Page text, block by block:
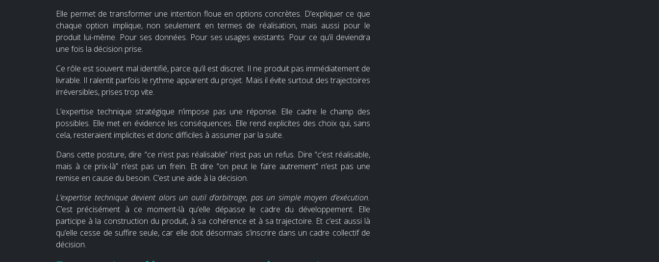
Elle permet de transformer une intention floue en options concrètes. D’expliquer ce que
chaque option implique, non seulement en termes de réalisation, mais aussi pour le
produit lui-même. Pour ses données. Pour ses usages existants. Pour ce qu’il deviendra
une fois la décision prise.
Ce rôle est souvent mal identifié, parce qu’il est discret. Il ne produit pas immédiatement de
livrable. Il ralentit parfois le rythme apparent du projet. Mais il évite surtout des trajectoires
irréversibles, prises trop vite.
L’expertise technique stratégique n’impose pas une réponse. Elle cadre le champ des
possibles. Elle met en évidence les conséquences. Elle rend explicites des choix qui, sans
cela, resteraient implicites et donc difficiles à assumer par la suite.
Dans cette posture, dire “ce n’est pas réalisable” n’est pas un refus. Dire “c’est réalisable,
mais à ce prix-là” n’est pas un frein. Et dire “on peut le faire autrement” n’est pas une
remise en cause du besoin. C’est une aide à la décision.
L’expertise technique devient alors un outil d’arbitrage, pas un simple moyen d’exécution.
C’est précisément à ce moment-là qu’elle dépasse le cadre du développement. Elle
participe à la construction du produit, à sa cohérence et à sa trajectoire. Et c’est aussi là
qu’elle cesse de suffire seule, car elle doit désormais s’inscrire dans un cadre collectif de
décision.